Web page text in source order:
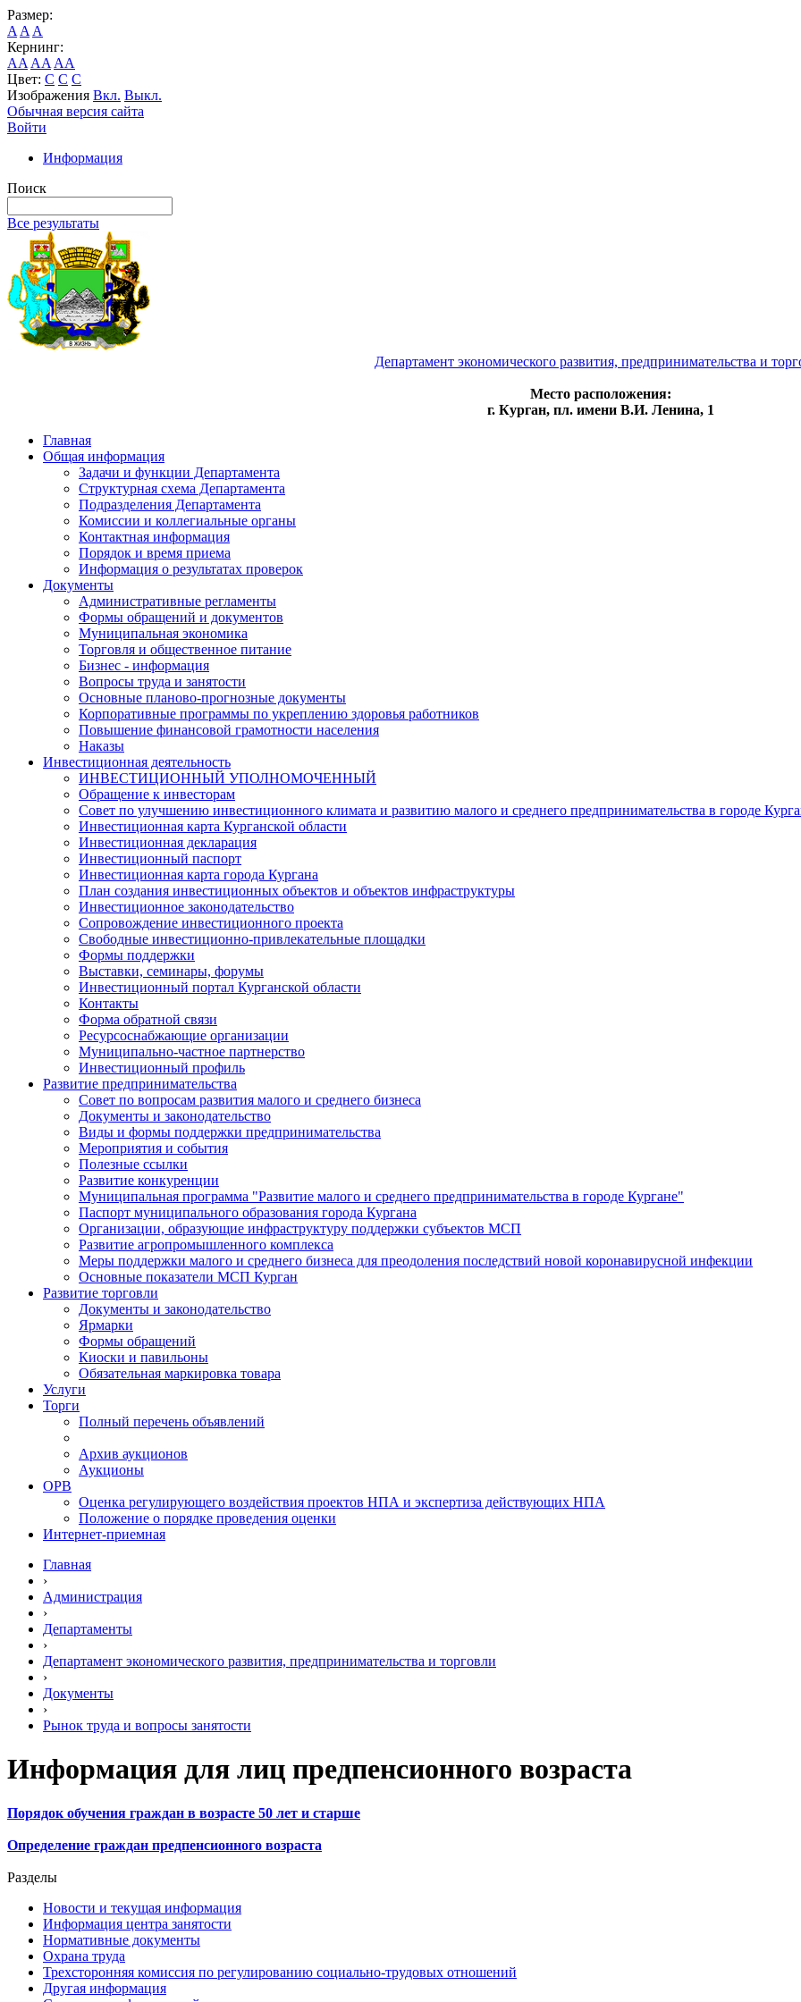
Размер:
A A A
Кернинг:
AA AA AA
Цвет: C C C
Изображения Вкл. Выкл.
Обычная версия сайта
Войти
Информация
Поиск
Все результаты
Департамент экономического развития, предпринимательства и
Место расположения:
г. Курган, пл. имени В.И. Ленина, 1
Главная
Общая информация
Задачи и функции Департамента
Структурная схема Департамента
Подразделения Департамента
Комиссии и коллегиальные органы
Контактная информация
Порядок и время приема
Информация о результатах проверок
Документы
Административные регламенты
Формы обращений и документов
Муниципальная экономика
Торговля и общественное питание
Бизнес - информация
Вопросы труда и занятости
Основные планово-прогнозные документы
Корпоративные программы по укреплению здоровья работников
Повышение финансовой грамотности населения
Наказы
Инвестиционная деятельность
ИНВЕСТИЦИОННЫЙ УПОЛНОМОЧЕННЫЙ
Обращение к инвесторам
Совет по улучшению инвестиционного климата и развитию малого и среднего предпринимательства в городе
Инвестиционная карта Курганской области
Инвестиционная декларация
Инвестиционный паспорт
Инвестиционная карта города Кургана
План создания инвестиционных объектов и объектов инфраструктуры
Инвестиционное законодательство
Сопровождение инвестиционного проекта
Свободные инвестиционно-привлекательные площадки
Формы поддержки
Выставки, семинары, форумы
Инвестиционный портал Курганской области
Контакты
Форма обратной связи
Ресурсоснабжающие организации
Муниципально-частное партнерство
Инвестиционный профиль
Развитие предпринимательства
Совет по вопросам развития малого и среднего бизнеса
Документы и законодательство
Виды и формы поддержки предпринимательства
Мероприятия и события
Полезные ссылки
Развитие конкуренции
Муниципальная программа "Развитие малого и среднего предпринимательства в городе Кургане"
Паспорт муниципального образования города Кургана
Организации, образующие инфраструктуру поддержки субъектов МСП
Развитие агропромышленного комплекса
Меры поддержки малого и среднего бизнеса для преодоления последствий новой коронавирусной инфекции
Основные показатели МСП Курган
Развитие торговли
Документы и законодательство
Ярмарки
Формы обращений
Киоски и павильоны
Обязательная маркировка товара
Услуги
Торги
Полный перечень объявлений
Архив аукционов
Аукционы
ОРВ
Оценка регулирующего воздействия проектов НПА и экспертиза действующих НПА
Положение о порядке проведения оценки
Интернет-приемная
Главная
›
Администрация
›
Департаменты
›
Департамент экономического развития, предпринимательства и торговли
›
Документы
›
Рынок труда и вопросы занятости
Информация для лиц предпенсионного возраста
Порядок обучения граждан в возрасте 50 лет и старше
Определение граждан предпенсионного возраста
Разделы
Новости и текущая информация
Информация центра занятости
Нормативные документы
Охрана труда
Трехсторонняя комиссия по регулированию социально-трудовых отношений
Другая информация